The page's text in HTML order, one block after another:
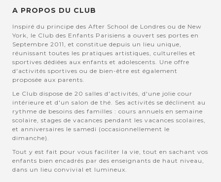
A PROPOS DU CLUB
Inspiré du principe des After School de Londres ou de New
York, le Club des Enfants Parisiens a ouvert ses portes en
Septembre 2011, et constitue depuis un lieu unique,
réunissant toutes les pratiques artistiques, culturelles et
sportives dédiées aux enfants et adolescents. Une offre
d'activités sportives ou de bien-être est également
proposée aux parents.
Le Club dispose de 20 salles d'activités, d'une jolie cour
intérieure et d'un salon de thé. Ses activités se déclinent au
rythme de besoins des familles : cours annuels en semaine
scolaire, stages de vacances pendant les vacances scolaires,
et anniversaires le samedi (occasionnellement le
dimanche).
Tout y est fait pour vous faciliter la vie, tout en sachant vos
enfants bien encadrés par des enseignants de haut niveau,
dans un lieu convivial et lumineux.